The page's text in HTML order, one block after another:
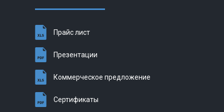
Прайс лист
Презентации
Коммерческое предложение
Сертификаты